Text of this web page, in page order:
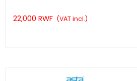
22,000 RWF (VAT incl.)